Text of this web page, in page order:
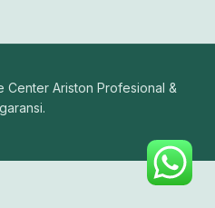
Ariston Profesional &